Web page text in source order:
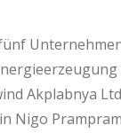
Akplabnya
Nigo